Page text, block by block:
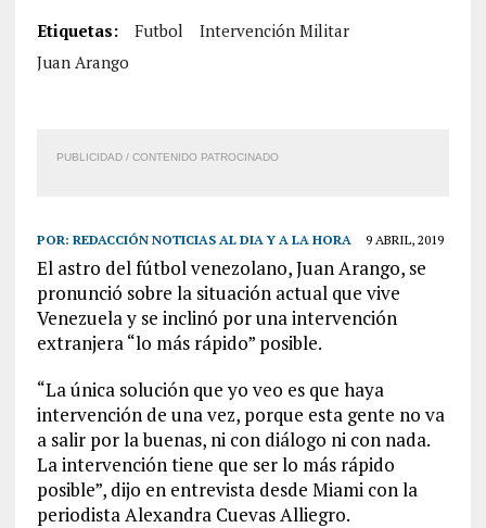
Etiquetas: Futbol
Intervención Militar
Juan Arango
PUBLICIDAD / CONTENIDO PATROCINADO
POR: REDACCIÓN NOTICIAS AL DIA Y A LA HORA 9 ABRIL, 2019
El astro del fútbol venezolano, Juan Arango, se
pronunció sobre la situación actual que vive
Venezuela y se inclinó por una intervención
extranjera “lo más rápido” posible.
“La única solución que yo veo es que haya
intervención de una vez, porque esta gente no va
a salir por la buenas, ni con diálogo ni con nada.
La intervención tiene que ser lo más rápido
posible”, dijo en entrevista desde Miami con la
periodista Alexandra Cuevas Alliegro.